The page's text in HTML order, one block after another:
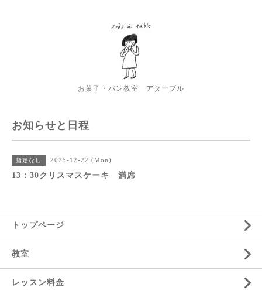
お菓子・パン教室 アターブル
お知らせと日程
指定なし 2025-12-22 (Mon)
13：30クリスマスケーキ 満席
トップページ
教室
レッスン料金